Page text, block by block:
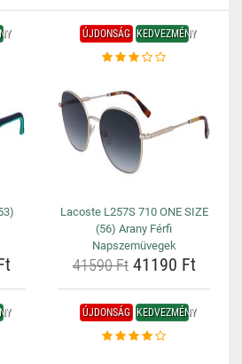
ÚJDONSÁG KEDVEZMÉNY
Lacoste L257S 710 ONE SIZE
(56) Arany Férfi
Napszemüvegek
41590 Ft41190 Ft
ÚJDONSÁG KEDVEZMÉNY